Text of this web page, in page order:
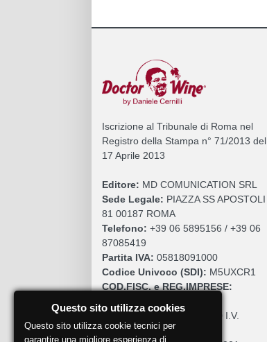
Iscrizione al Tribunale di Roma nel
Registro della Stampa n° 71/2013 del
17 Aprile 2013
Editore: MD COMUNICATION SRL
Sede Legale: PIAZZA SS APOSTOLI
81 00187 ROMA
Telefono: +39 06 5895156 / +39 06
87085419
Partita IVA: 05818091000
Codice Univoco (SDI): M5UXCR1
COD.FISC. e REG.IMPRESE:
Cap. Sociale:€. 10.200,00 I.V.
REA:RM 930252
Questo sito utilizza cookies
Questo sito utilizza cookie tecnici per
garantire una migliore esperienza di